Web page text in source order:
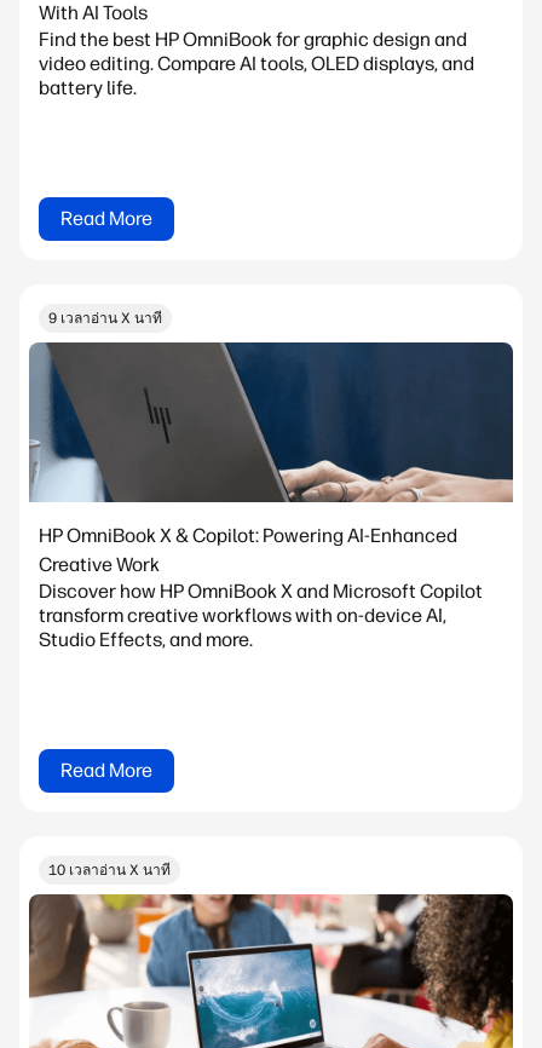
With AI Tools
Find the best HP OmniBook for graphic design and
video editing. Compare AI tools, OLED displays, and
battery life.
Read More
9 เวลาอ่าน X นาที
HP OmniBook X & Copilot: Powering AI-Enhanced
Creative Work
Discover how HP OmniBook X and Microsoft Copilot
transform creative workflows with on-device AI,
Studio Effects, and more.
Read More
10 เวลาอ่าน X นาที